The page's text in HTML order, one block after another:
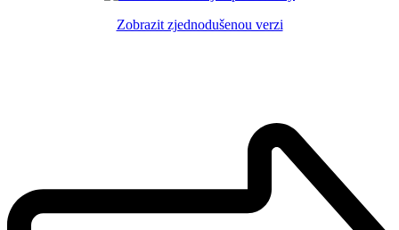
Zobrazit zjednodušenou verzi